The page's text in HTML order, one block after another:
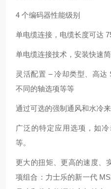
4 个编码器性能级别
单电缆连接，电缆长度可达
单电缆连接技术，安装快速
灵活配置 – 冷却类型、高达
不同的轴选项等等
通过可选的强制通风和水冷
广泛的特定应用选项，如
等。
更大的扭矩、更高的速度、
项组合：力士乐的新一代